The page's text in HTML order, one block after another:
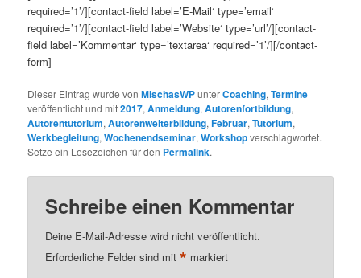
required=’1’/][contact-field label=’E-Mail‘ type=’email‘
required=’1’/][contact-field label=’Website‘ type=’url’/][contact-
field label=’Kommentar‘ type=’textarea‘ required=’1’/][/contact-
form]
Dieser Eintrag wurde vonMischasWPunterCoaching,Termine
veröffentlicht und mit2017,Anmeldung,Autorenfortbildung,
Autorentutorium,Autorenweiterbildung,Februar,Tutorium,
Werkbegleitung,Wochenendseminar,Workshopverschlagwortet.
Setze ein Lesezeichen für den Permalink.
Schreibe einen Kommentar
Deine E-Mail-Adresse wird nicht veröffentlicht.
Erforderliche Felder sind mit* markiert